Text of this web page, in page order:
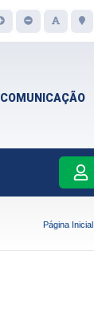
COMUNICAÇÃO
Página Inicial